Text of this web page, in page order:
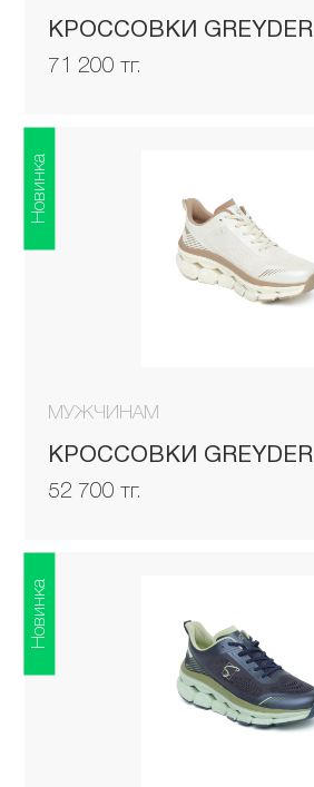
КРОССОВКИ GREYDER
71 200 тг.
МУЖЧИНАМ
КРОССОВКИ GREYDER
52 700 тг.
Новинка
Новинка